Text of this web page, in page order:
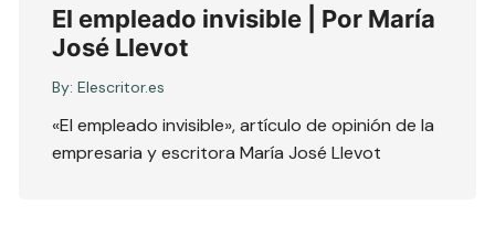
El empleado invisible | Por María
José Llevot
By: Elescritor.es
«El empleado invisible», artículo de opinión de la
empresaria y escritora María José Llevot